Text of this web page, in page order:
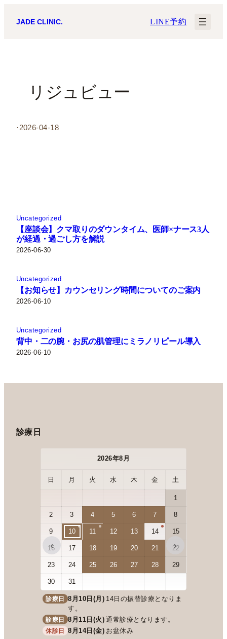
JADE CLINIC. LINE予約
リジュビュー
·2026-04-18
Uncategorized
【座談会】クマ取りのダウンタイム、医師×ナース3人
が経過・過ごし方を解説
2026-06-30
Uncategorized
【お知らせ】カウンセリング時間についてのご案内
2026-06-10
Uncategorized
背中・二の腕・お尻の肌管理にミラノリピール導入
2026-06-10
診療日
‹
2026年8月
日 月 火 水 木 金 土
1
2 3 4 5 6 7 8
9 10 11 12 13 14 15
16 17 18 19 20 21 22
23 24 25 26 27 28 29
30 31
診療日 8月10日(月) 14日の振替診療となりま
す。
診療日 8月11日(火) 通常診療となります。
休診日 8月14日(金) お盆休み
›